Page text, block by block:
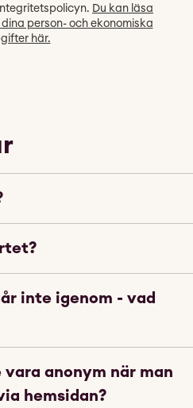
Du kan läsa
person- och ekonomiska
här.
inte igenom - vad
anonym när man
hemsidan?